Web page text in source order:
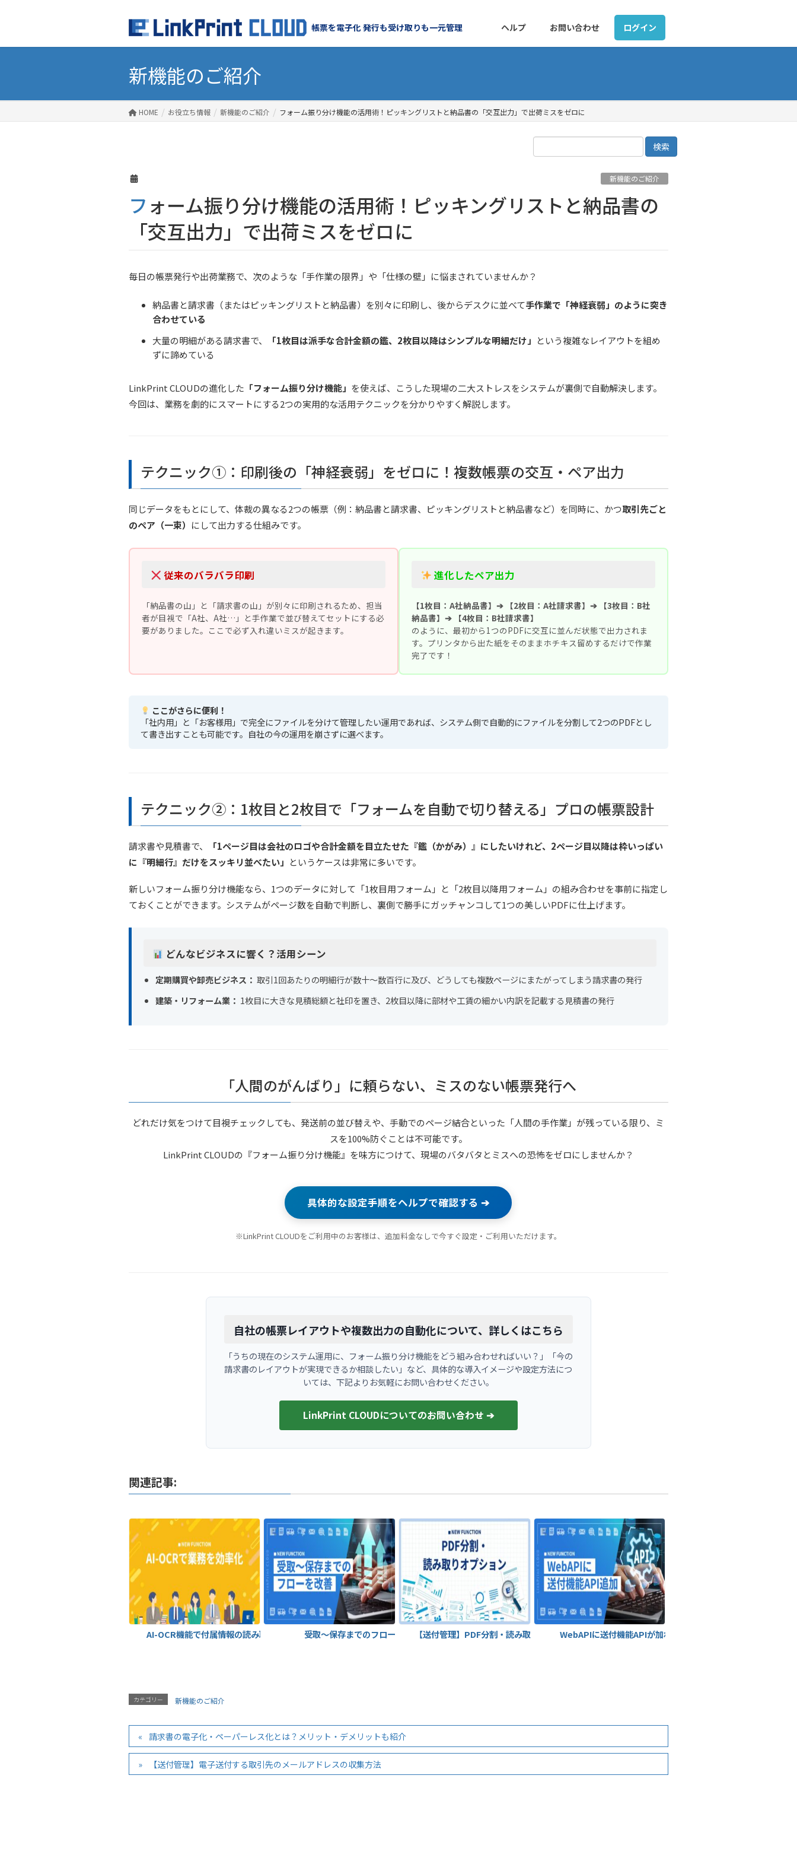
帳票を電子化 発行も受け取りも一元管理 ヘルプ お問い合わせ ログイン
新機能のご紹介
HOME お役立ち情報 新機能のご紹介 フォーム振り分け機能の活用術！ピッキングリストと納品書の「交互出力」で出荷ミスをゼロに
新機能のご紹介
フォーム振り分け機能の活用術！ピッキングリストと納品書の
「交互出力」で出荷ミスをゼロに
毎日の帳票発行や出荷業務で、次のような「手作業の限界」や「仕様の壁」に悩まされていませんか？
納品書と請求書（またはピッキングリストと納品書）を別々に印刷し、後からデスクに並べて手作業で「神経衰弱」のように突き
合わせている
大量の明細がある請求書で、
「1枚目は派手な合計金額の鑑、2枚目以降はシンプルな明細だけ」 という複雑なレイアウトを組め
ずに諦めている
LinkPrint CLOUDの進化した 「フォーム振り分け機能」 を使えば、こうした現場の二大ストレスをシステムが裏側で自動解決します。
今回は、業務を劇的にスマートにする2つの実用的な活用テクニックを分かりやすく解説します。
テクニック①：印刷後の「神経衰弱」をゼロに！複数帳票の交互・ペア出力
同じデータをもとにして、体裁の異なる2つの帳票（例：納品書と請求書、ピッキングリストと納品書など）を同時に、かつ取引先ごと
のペア（一束） にして出力する仕組みです。
従来のバラバラ印刷
「納品書の山」と「請求書の山」が別々に印刷されるため、担当
者が目視で「A社、A社…」と手作業で並び替えてセットにする必
要がありました。ここで必ず入れ違いミスが起きます。
進化したペア出力
【1枚目：A社納品書】➔ 【2枚目：A社請求書】➔ 【3枚目：B社
納品書】➔ 【4枚目：B社請求書】
のように、最初から1つのPDFに交互に並んだ状態で出力されま
す。プリンタから出た紙をそのままホチキス留めするだけで作業
完了です！
ここがさらに便利！
「社内用」と「お客様用」で完全にファイルを分けて管理したい運用であれば、システム側で自動的にファイルを分割して2つのPDFとし
て書き出すことも可能です。自社の今の運用を崩さずに選べます。
テクニック②：1枚目と2枚目で「フォームを自動で切り替える」プロの帳票設計
請求書や見積書で、
「1ページ目は会社のロゴや合計金額を目立たせた『鑑（かがみ）』にしたいけれど、2ページ目以降は枠いっぱい
に『明細行』だけをスッキリ並べたい」 というケースは非常に多いです。
新しいフォーム振り分け機能なら、1つのデータに対して「1枚目用フォーム」と「2枚目以降用フォーム」の組み合わせを事前に指定し
ておくことができます。システムがページ数を自動で判断し、裏側で勝手にガッチャンコして1つの美しいPDFに仕上げます。
どんなビジネスに響く？活用シーン
定期購買や卸売ビジネス： 取引1回あたりの明細行が数十〜数百行に及び、どうしても複数ページにまたがってしまう請求書の発行
建築・リフォーム業： 1枚目に大きな見積総額と社印を置き、2枚目以降に部材や工賃の細かい内訳を記載する見積書の発行
「人間のがんばり」に頼らない、ミスのない帳票発行へ
どれだけ気をつけて目視チェックしても、発送前の並び替えや、手動でのページ結合といった「人間の手作業」が残っている限り、ミ
スを100%防ぐことは不可能です。
LinkPrint CLOUDの『フォーム振り分け機能』を味方につけて、現場のバタバタとミスへの恐怖をゼロにしませんか？
具体的な設定手順をヘルプで確認する ➔
※LinkPrint CLOUDをご利用中のお客様は、追加料金なしで今すぐ設定・ご利用いただけます。
自社の帳票レイアウトや複数出力の自動化について、詳しくはこちら
「うちの現在のシステム運用に、フォーム振り分け機能をどう組み合わせればいい？」「今の
請求書のレイアウトが実現できるか相談したい」など、具体的な導入イメージや設定方法につ
いては、下記よりお気軽にお問い合わせください。
LinkPrint CLOUDについてのお問い合わせ ➔
関連記事:
AI-OCR機能で付属情報の読み取りが可能に受取～保存までのフローを改善【送付管理】PDF分割・読み取りオプションWebAPIに送付機能APIが加わりました
カテゴリー 新機能のご紹介
請求書の電子化・ペーパーレス化とは？メリット・デメリットも紹介
【送付管理】電子送付する取引先のメールアドレスの収集方法